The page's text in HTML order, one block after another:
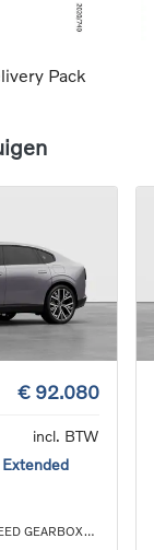
Pack
€ 92.080
incl. BTW
GEARBOX